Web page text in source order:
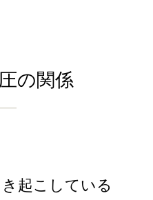
の関係
起こしている